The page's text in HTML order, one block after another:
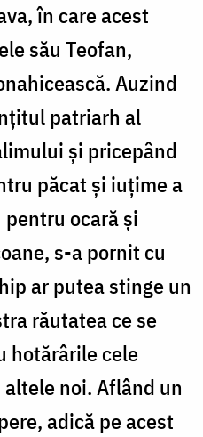
în care acest
său Teofan,
Auzind
patriarh al
și pricepând
păcat și iuțime a
ocară și
s-a pornit cu
ar putea stinge un
răutatea ce se
hotărârile cele
noi. Aflând un
adică pe acest